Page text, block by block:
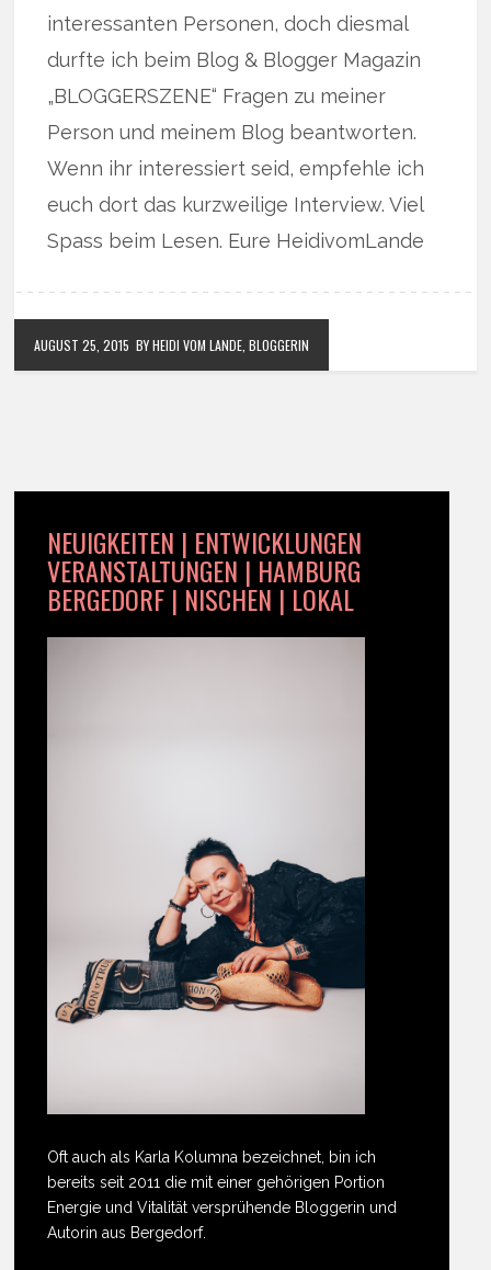
interessanten Personen, doch diesmal
durfte ich beim Blog & Blogger Magazin
„BLOGGERSZENE“ Fragen zu meiner
Person und meinem Blog beantworten.
Wenn ihr interessiert seid, empfehle ich
euch dort das kurzweilige Interview. Viel
Spass beim Lesen. Eure HeidivomLande
AUGUST 25, 2015 BY HEIDI VOM LANDE, BLOGGERIN
NEUIGKEITEN | ENTWICKLUNGEN
VERANSTALTUNGEN | HAMBURG
BERGEDORF | NISCHEN | LOKAL
Oft auch als Karla Kolumna bezeichnet, bin ich
bereits seit 2011 die mit einer gehörigen Portion
Energie und Vitalität versprühende Bloggerin und
Autorin aus Bergedorf.